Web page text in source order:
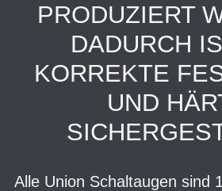
PRODUZIERT
DADURCH
KORREKTE
UND
Alle Union Schaltaugen sind